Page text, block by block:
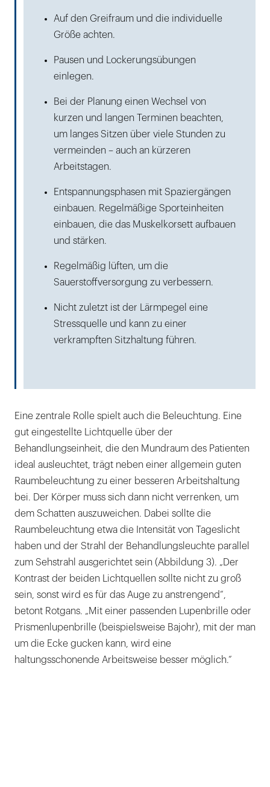
Auf den Greifraum und die individuelle
Größe achten.
Pausen und Lockerungsübungen
einlegen.
Bei der Planung einen Wechsel von
kurzen und langen Terminen beachten,
um langes Sitzen über viele Stunden zu
vermeinden – auch an kürzeren
Arbeitstagen.
Entspannungsphasen mit Spaziergängen
einbauen. Regelmäßige Sporteinheiten
einbauen, die das Muskelkorsett aufbauen
und stärken.
Regelmäßig lüften, um die
Sauerstoffversorgung zu verbessern.
Nicht zuletzt ist der Lärmpegel eine
Stressquelle und kann zu einer
verkrampften Sitzhaltung führen.
Eine zentrale Rolle spielt auch die Beleuchtung. Eine
gut eingestellte Lichtquelle über der
Behandlungseinheit, die den Mundraum des Patienten
ideal ausleuchtet, trägt neben einer allgemein guten
Raumbeleuchtung zu einer besseren Arbeitshaltung
bei. Der Körper muss sich dann nicht verrenken, um
dem Schatten auszuweichen. Dabei sollte die
Raumbeleuchtung etwa die Intensität von Tageslicht
haben und der Strahl der Behandlungsleuchte parallel
zum Sehstrahl ausgerichtet sein (Abbildung 3). „Der
Kontrast der beiden Lichtquellen sollte nicht zu groß
sein, sonst wird es für das Auge zu anstrengend“,
betont Rotgans. „Mit einer passenden Lupenbrille oder
Prismenlupenbrille (beispielsweise Bajohr), mit der man
um die Ecke gucken kann, wird eine
haltungsschonende Arbeitsweise besser möglich.“